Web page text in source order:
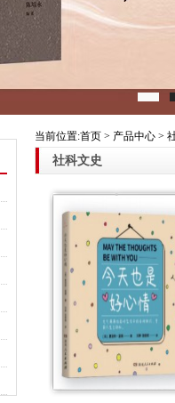
当前位置:首页 > 产品中心 >
社科文史